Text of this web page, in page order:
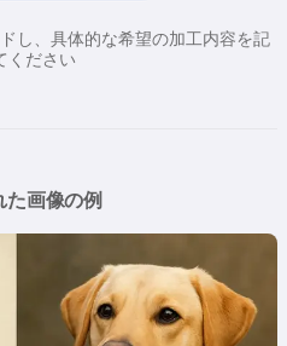
し、具体的な希望の加工内容を記
ください
た画像の例